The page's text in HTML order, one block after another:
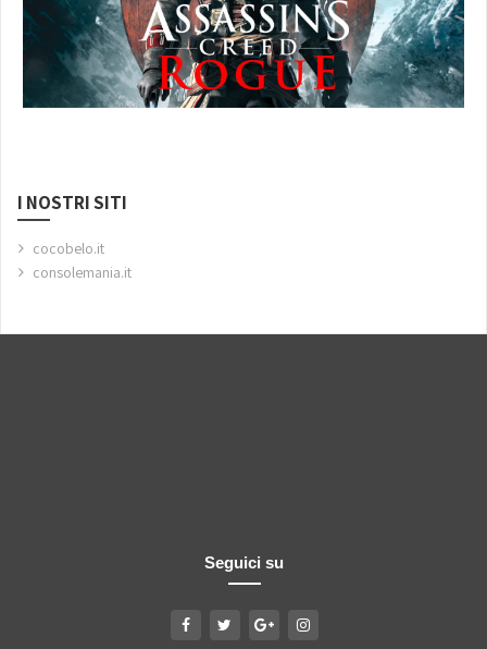
I NOSTRI SITI
cocobelo.it
consolemania.it
Seguici su